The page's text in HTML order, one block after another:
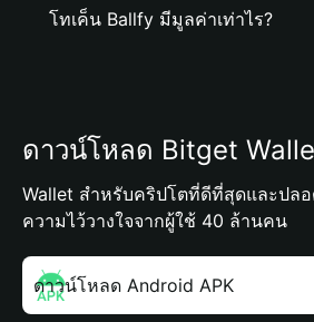
โทเค็น Ballfy มีมูลค่าเท่าไร?
ดาวน์โหลด Bitget
Wallet สำหรับคริปโตที่ดีที่สุดและปล
ความไว้วางใจจากผู้ใช้ 40 ล้านคน
ดาวน์โหลด Android APK